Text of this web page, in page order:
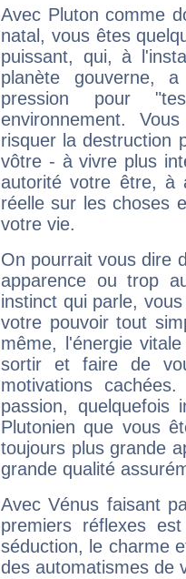
Avec Pluton comme
natal, vous êtes
puissant, qui, à
planète gouverne,
pression pour
environnement.
risquer la destruction
vôtre - à vivre plus
autorité votre être, à
réelle sur les choses
votre vie.
On pourrait vous dire
apparence ou trop
instinct qui parle,
votre pouvoir tout
même, l'énergie
sortir et faire de
motivations
passion, quelquefois
Plutonien que vous
toujours plus grande
grande qualité
Avec Vénus faisant
premiers réflexes
séduction, le charme
des automatismes de